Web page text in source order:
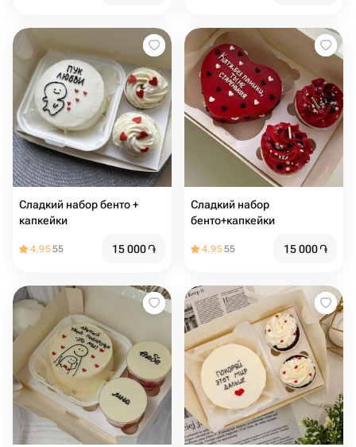
Сладкий набор бенто +
капкейки
4.9555 15 000֏
Сладкий набор
бенто+капкейки
4.9555 15 000֏